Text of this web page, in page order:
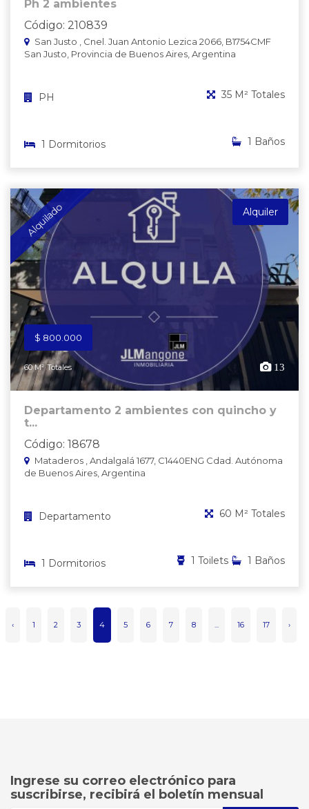
Ph 2 ambientes
Código: 210839
San Justo , Cnel. Juan Antonio Lezica 2066, B1754CMF
San Justo, Provincia de Buenos Aires, Argentina
PH 35 M² Totales
1 Dormitorios 1 Baños
Alquilado Alquiler
$ 800.000
60 M² Totales 13
Departamento 2 ambientes con quincho y
t...
Código: 18678
Mataderos , Andalgalá 1677, C1440ENG Cdad. Autónoma
de Buenos Aires, Argentina
Departamento 60 M² Totales
1 Dormitorios 1 Baños
1 Toilets
‹ 1 2 3 4 5 6 7 8 ... 16 17 ›
Ingrese su correo electrónico para
suscribirse, recibirá el boletín mensual